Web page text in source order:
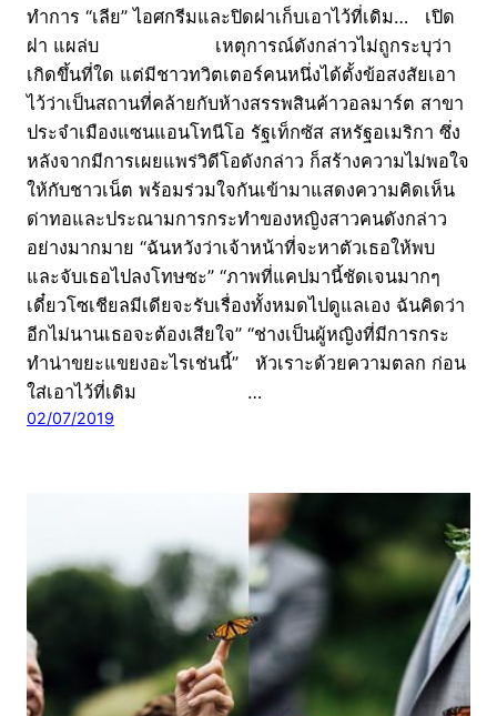
ทำการ “เลีย” ไอศกรีมและปิดฝาเก็บเอาไว้ที่เดิม… เปิด
ฝา แผล่บ เหตุการณ์ดังกล่าวไม่ถูกระบุว่า
เกิดขึ้นที่ใด แต่มีชาวทวิตเตอร์คนหนึ่งได้ตั้งข้อสงสัยเอา
ไว้ว่าเป็นสถานที่คล้ายกับห้างสรรพสินค้าวอลมาร์ต สาขา
ประจำเมืองแซนแอนโทนีโอ รัฐเท็กซัส สหรัฐอเมริกา ซึ่ง
หลังจากมีการเผยแพร่วิดีโอดังกล่าว ก็สร้างความไม่พอใจ
ให้กับชาวเน็ต พร้อมร่วมใจกันเข้ามาแสดงความคิดเห็น
ด่าทอและประณามการกระทำของหญิงสาวคนดังกล่าว
อย่างมากมาย “ฉันหวังว่าเจ้าหน้าที่จะหาตัวเธอให้พบ
และจับเธอไปลงโทษซะ” “ภาพที่แคปมานี้ชัดเจนมากๆ
เดี๋ยวโซเชียลมีเดียจะรับเรื่องทั้งหมดไปดูแลเอง ฉันคิดว่า
อีกไม่นานเธอจะต้องเสียใจ” “ช่างเป็นผู้หญิงที่มีการกระ
ทำน่าขยะแขยงอะไรเช่นนี้” หัวเราะด้วยความตลก ก่อน
ใส่เอาไว้ที่เดิม …
02/07/2019